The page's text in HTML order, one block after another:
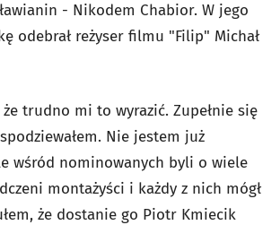
- Nikodem Chabior. W jego
odebrał reżyser filmu "Filip" Michał
trudno mi to wyrazić. Zupełnie się
Nie jestem już
wśród nominowanych byli o wiele
montażyści i każdy z nich mógł
że dostanie go Piotr Kmiecik